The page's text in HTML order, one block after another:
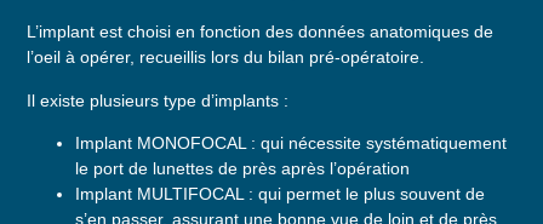
L’implant est choisi en fonction des données anatomiques de
l’oeil à opérer, recueillis lors du bilan pré-opératoire.
Il existe plusieurs type d’implants :
Implant MONOFOCAL : qui nécessite systématiquement
le port de lunettes de près après l’opération
Implant MULTIFOCAL : qui permet le plus souvent de
s’en passer, assurant une bonne vue de loin et de près